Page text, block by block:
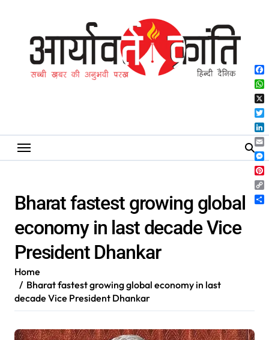
Bharat fastest growing global
economy in last decade Vice
President Dhankar
Home
Bharat fastest growing global economy in last
decade Vice President Dhankar
X